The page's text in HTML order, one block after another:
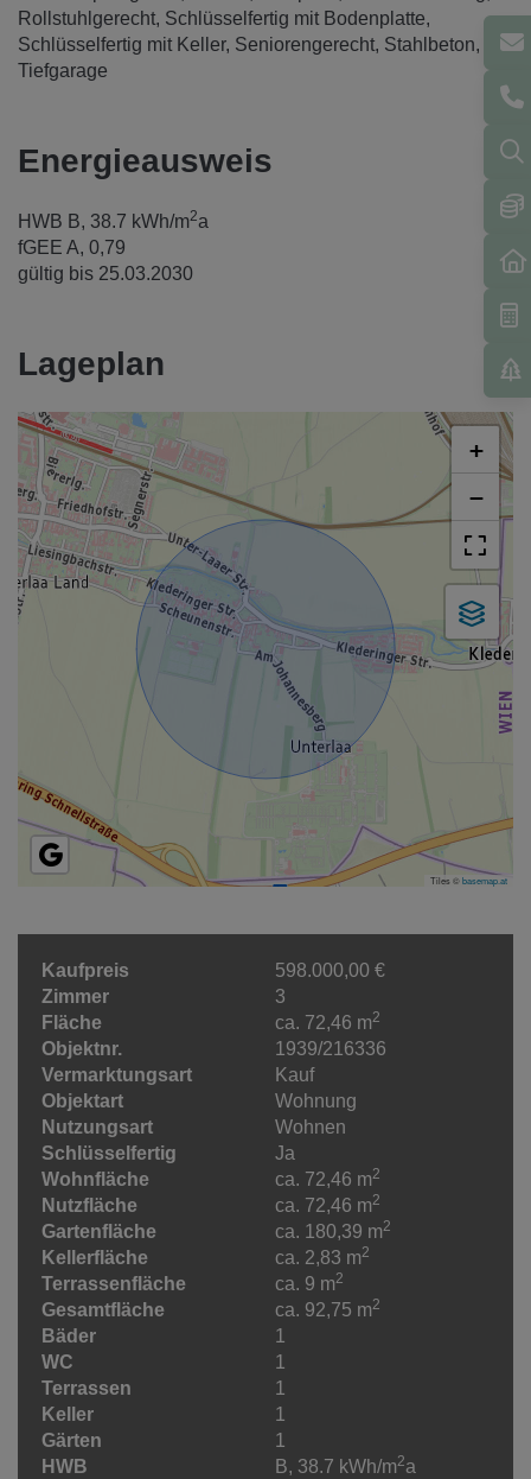
Rollstuhlgerecht Schlüsselfertig mit Bodenplatte
Schlüsselfertig mit Keller Seniorengerecht Stahlbeton
Tiefgarage
Energieausweis
HWB B, 38.7 kWh/m2a
fGEE A, 0,79
gültig bis 25.03.2030
Lageplan
+
−
Tiles ©basemap.at
Kaufpreis
598.000,00 €
Zimmer
3
Fläche
ca. 72,46 m2
Objektnr.
1939/216336
Vermarktungsart
Kauf
Objektart
Wohnung
Nutzungsart
Wohnen
Schlüsselfertig
Ja
Wohnfläche
ca. 72,46 m2
Nutzfläche ca. 72,46 m2
Gartenfläche ca. 180,39 m2
Kellerfläche ca. 2,83 m2
Terrassenfläche ca. 9 m2
Gesamtfläche ca. 92,75 m2
Bäder
1
WC
1
Terrassen
1
Keller
1
Gärten
1
HWB
B, 38.7 kWh/m2a